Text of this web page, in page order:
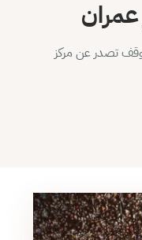
تصدر عن مركز